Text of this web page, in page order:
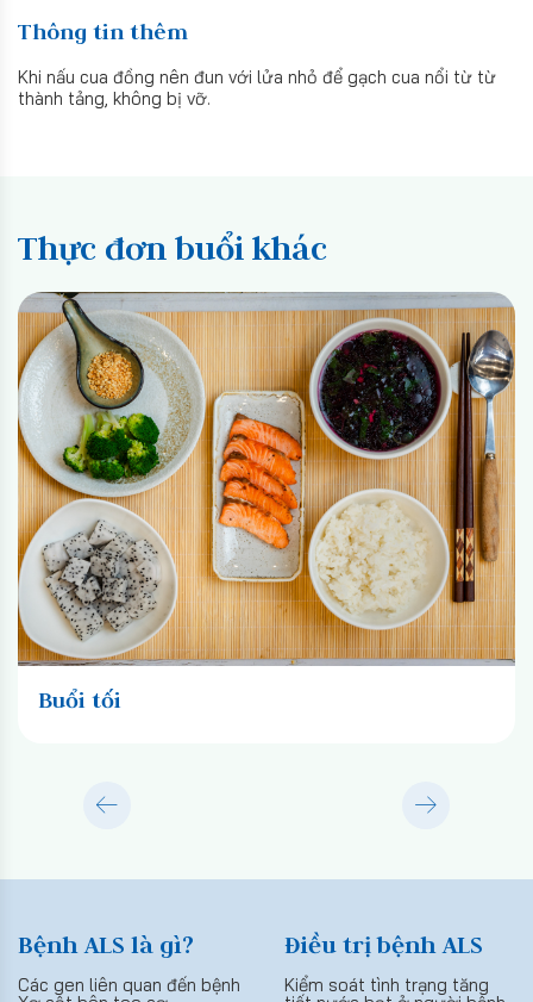
Thông tin thêm
Khi nấu cua đồng nên đun với lửa nhỏ để gạch cua nổi từ từ
thành tảng, không bị vỡ.
Thực đơn buổi khác
Buổi tối
Bệnh ALS là gì?
Các gen liên quan đến bệnh
Điều trị bệnh ALS
Kiểm soát tình trạng tăng